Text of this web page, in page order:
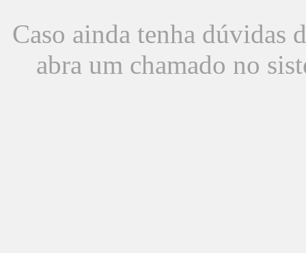
Caso ainda tenha dúvidas
abra um chamado no